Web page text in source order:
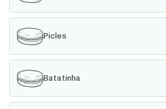
Picles
Batatinha